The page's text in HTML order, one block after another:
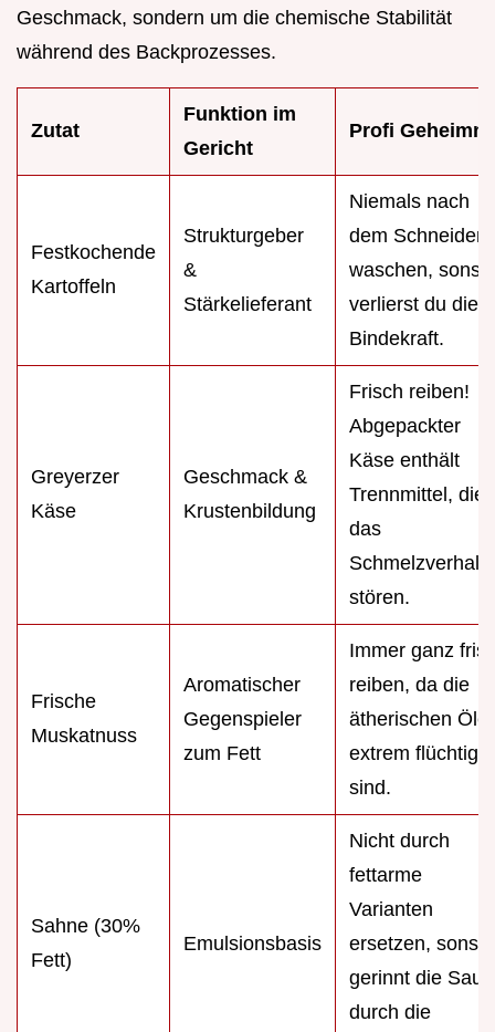
Geschmack, sondern um die chemische Stabilität
während des Backprozesses.
Zutat
Funktion im
Gericht
Profi
Festkochende
Kartoffeln
Strukturgeber
&
Stärkelieferant
Niemals nach
dem Schneiden
waschen, sonst
verlierst du die
Bindekraft.
Greyerzer
Käse
Geschmack &
Krustenbildung
Frisch reiben!
Abgepackter
Käse enthält
Trennmittel, die
das
stören.
Frische
Muskatnuss
Aromatischer
Gegenspieler
zum Fett
Immer ganz
reiben, da die
ätherischen Öle
extrem flüchtig
sind.
Sahne (30%
Fett)
Emulsionsbasis
Nicht durch
fettarme
Varianten
ersetzen, sonst
gerinnt die
durch die